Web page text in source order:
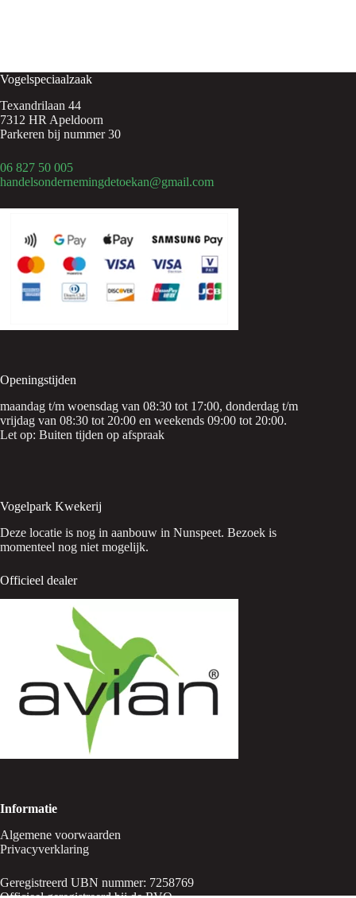
Vogelspeciaalzaak
Texandrilaan 44
7312 HR Apeldoorn
Parkeren bij nummer 30
06 827 50 005
handelsondernemingdetoekan@gmail.com
Openingstijden
maandag t/m woensdag van 08:30 tot 17:00, donderdag t/m
vrijdag van 08:30 tot 20:00 en weekends 09:00 tot 20:00.
Let op: Buiten tijden op afspraak
Vogelpark Kwekerij
Deze locatie is nog in aanbouw in Nunspeet. Bezoek is
momenteel nog niet mogelijk.
Officieel dealer
Informatie
Algemene voorwaarden
Privacyverklaring
Geregistreerd UBN nummer: 7258769